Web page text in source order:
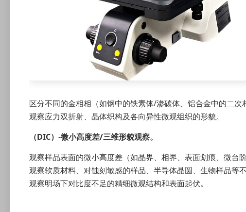
区分不同的金相相（如钢中的铁素体/渗碳体、铝合金中的二次
观察应力双折射、晶体织构及各向异性微观组织的形貌。
（DIC）-微小高度差/三维形貌观察。
观察样品表面的微小高度差（如晶界、相界、表面划痕、微台阶
观察软质材料、对蚀刻敏感的样品、半导体晶圆、生物样品等不
观察明场下对比度不足的精细微观结构和表面起伏。